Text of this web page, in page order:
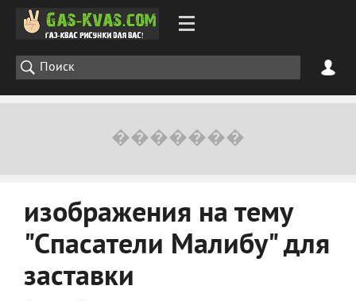
изображения на тему
"Спасатели Малибу" для
заставки